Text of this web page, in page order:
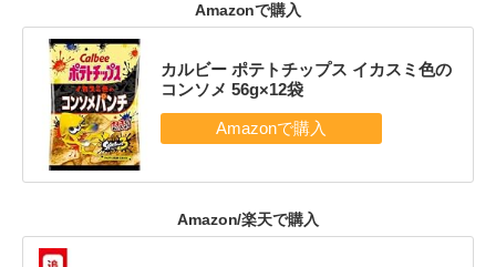
Amazonで購入
カルビー ポテトチップス イカスミ色の
コンソメ 56g×12袋
Amazon/楽天で購入